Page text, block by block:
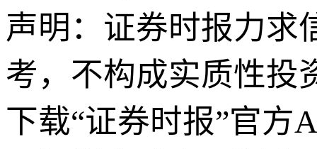
声明：证券时报力求
考，不构成实质性投
下载“证券时报”官方